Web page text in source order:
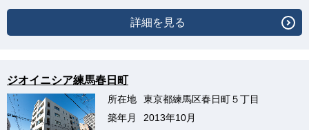
詳細を見る
ジオイニシア練馬春日町
所在地
東京都練馬区春日町５丁目
築年月
2013年10月